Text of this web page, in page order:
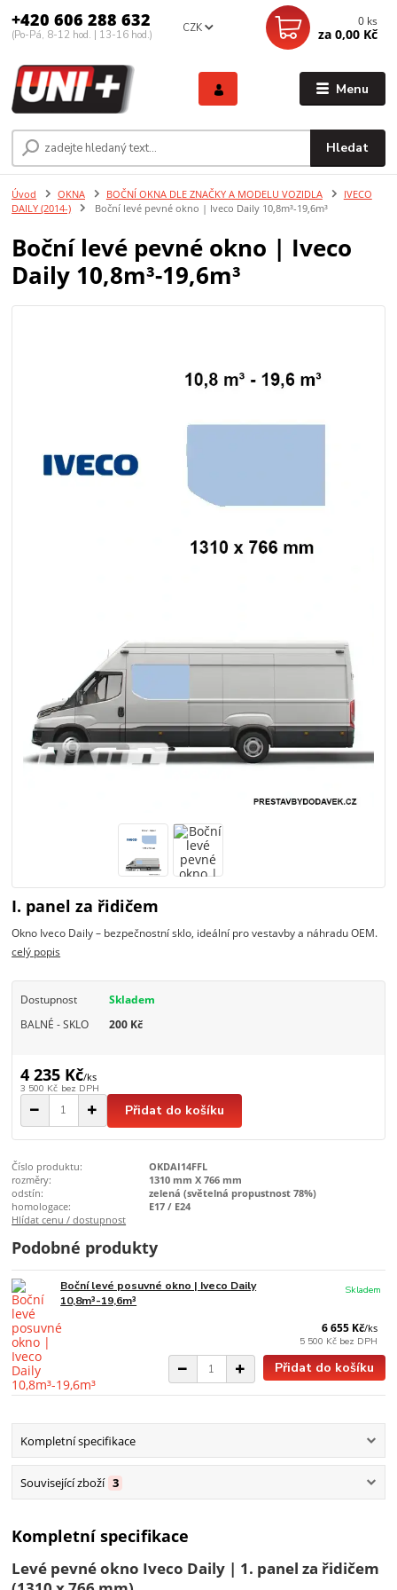
Menu
CZK
Hledat
+420 606 288 632
(Po-Pá, 8-12 hod. | 13-16 hod.)
0 ks
za 0,00 Kč
Úvod OKNA BOČNÍ OKNA DLE ZNAČKY A MODELU VOZIDLA
IVECO
DAILY (2014-)
Boční levé pevné okno | Iveco Daily 10,8m³-19,6m³
Boční levé pevné okno | Iveco
Daily 10,8m³-19,6m³
I. panel za řidičem
Okno Iveco Daily – bezpečnostní sklo, ideální pro vestavby a náhradu OEM.
celý popis
Dostupnost
Skladem
BALNÉ - SKLO
200 Kč
4 235 Kč/ks
3 500 Kč bez DPH
Přidat do košíku
Číslo produktu:
OKDAI14FFL
rozměry:
1310 mm X 766 mm
odstín:
zelená (světelná propustnost 78%)
homologace:
E17 / E24
Hlídat cenu / dostupnost
Podobné produkty
Boční levé posuvné okno | Iveco Daily
10,8m³-19,6m³
6 655 Kč/ks
5 500 Kč bez DPH
Skladem
Přidat do košíku
Kompletní specifikace
Související zboží 3
Kompletní specifikace
Levé pevné okno Iveco Daily | 1. panel za řidičem